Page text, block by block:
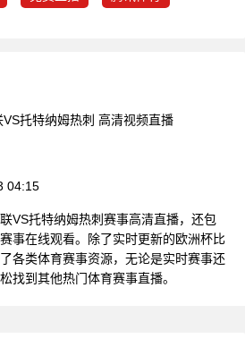
托特纳姆热刺 高清视频直播
04:15
VS托特纳姆热刺赛事高清直播，还包
事在线观看。除了实时更新的欧洲杯比
各类体育赛事资源，无论是实时赛事还
找到其他热门体育赛事直播。